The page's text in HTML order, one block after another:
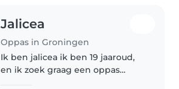
Jalicea
Oppas in Groningen
Ik ben jalicea ik ben 19 jaaroud,
en ik zoek graag een oppas